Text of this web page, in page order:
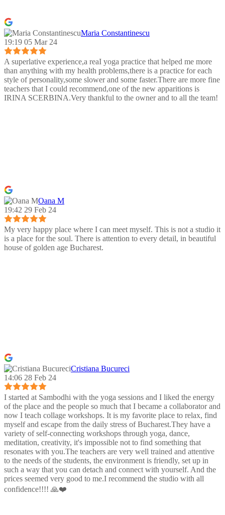
Maria Constantinescu
19:19 05 Mar 24
A superlative experience,a reaI yoga practice that helped me more
than anything with my health problems,there is a practice for each
style of personality,some slower and some faster.There are more fine
teachers that I could recommend,one of the new apparitions is
IRINA SCERBINA.Very thankful to the owner and to all the team!
Oana M
19:42 29 Feb 24
My very happy place where I can meet myself. This is not a studio it
is a place for the soul. There is attention to every detail, in beautiful
house of golden age Bucharest.
Cristiana Bucureci
14:06 28 Feb 24
I started at Sambodhi with the yoga sessions and I liked the energy
of the place and the people so much that I became a collaborator and
now I teach collage workshops. It is my favorite place to relax, find
myself and escape from the daily stress of Bucharest.They have a
variety of self-connecting workshops through yoga, dance,
meditation, creativity, it's impossible not to find something that
resonates with you.The teachers are very well trained and attentive
to the needs of the students, the environment is friendly, set up in
such a way that you can detach and connect with yourself. And the
prices seemed very good to me.I recommend the studio with all
confidence!!!! 🙏❤️